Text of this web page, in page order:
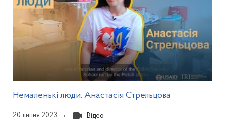
Немаленькі люди: Анастасія Стрельцова
20 липня 2023 Відео